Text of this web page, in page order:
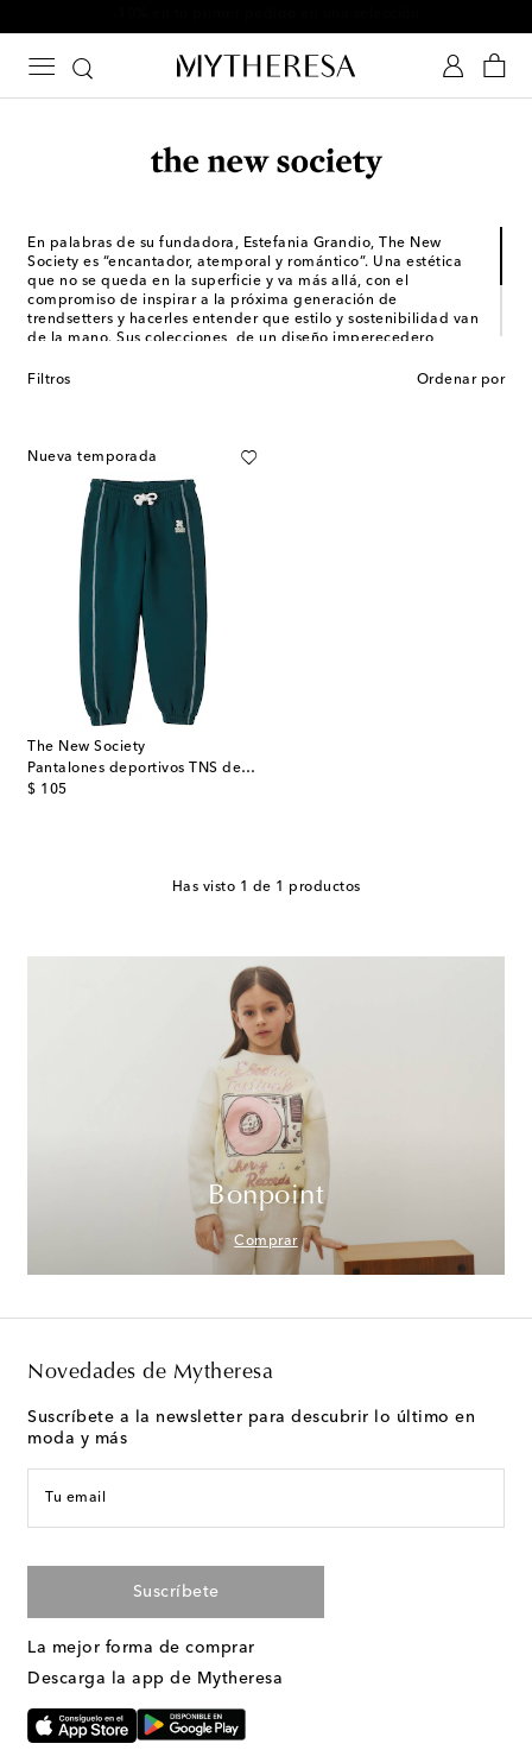
En palabras de su fundadora, Estefania Grandio, The New
Society es “encantador, atemporal y romántico”. Una estética
que no se queda en la superficie y va más allá, con el
compromiso de inspirar a la próxima generación de
trendsetters y hacerles entender que estilo y sostenibilidad van
de la mano. Sus colecciones, de un diseño imperecedero,
cromática neutra, ideal para crear mil y una combinaciones.
Filtros Ordenar por
Nueva temporada
The New Society
Pantalones deportivos TNS de algodón
$ 105
original price
Has visto 1 de 1 productos
Bonpoint
Comprar
Novedades de Mytheresa
Suscríbete a la newsletter para descubrir lo último en
moda y más
Tu email
Suscríbete
La mejor forma de comprar
Descarga la app de Mytheresa